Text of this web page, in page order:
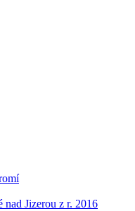
nad Jizerou z r. 2016